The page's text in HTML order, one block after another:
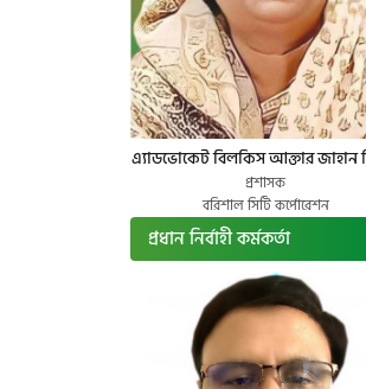
এ্যাডভোকেট বিলকিস আক্তার জাহান
প্রশাসক
বরিশাল সিটি কর্পোরেশন
প্রধান নির্বাহী কর্মকর্তা